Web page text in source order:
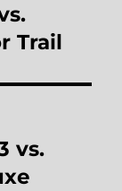
Trail
vs.